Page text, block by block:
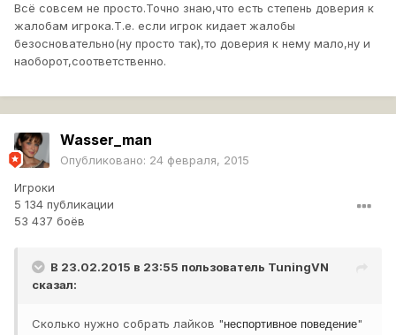
Всё совсем не просто.Точно знаю,что есть степень доверия к
жалобам игрока.Т.е. если игрок кидает жалобы
безосновательно(ну просто так),то доверия к нему мало,ну и
наоборот,соответственно.
Wasser_man
Опубликовано: 24 февраля, 2015
Игроки
5 134 публикации
53 437 боёв
В 23.02.2015 в 23:55 пользователь TuningVN
сказал:
Сколько нужно собрать лайков "неспортивное поведение"